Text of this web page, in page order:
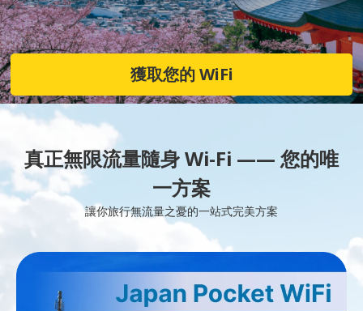
獲取您的 WiFi
真正無限流量隨身 Wi-Fi —— 您的唯
一方案
讓你旅行無流量之憂的一站式完美方案